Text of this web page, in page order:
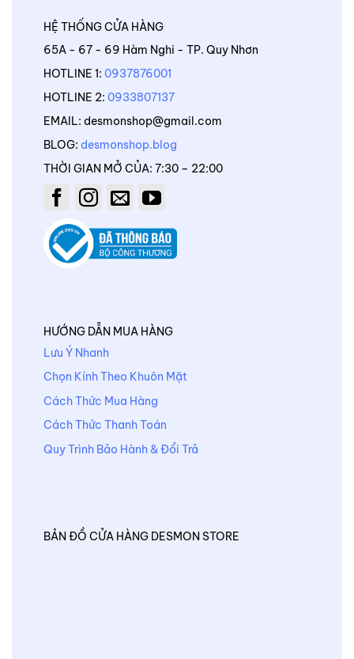
HỆ THỐNG CỬA HÀNG
65A - 67 - 69 Hàm Nghi - TP. Quy Nhơn
HOTLINE 1: 0937876001
HOTLINE 2: 0933807137
EMAIL: desmonshop@gmail.com
BLOG: desmonshop.blog
THỜI GIAN MỞ CỦA: 7:30 – 22:00
HƯỚNG DẪN MUA HÀNG
Lưu Ý Nhanh
Chọn Kính Theo Khuôn Mặt
Cách Thức Mua Hàng
Cách Thức Thanh Toán
Quy Trình Bảo Hành & Đổi Trả
BẢN ĐỒ CỬA HÀNG DESMON STORE